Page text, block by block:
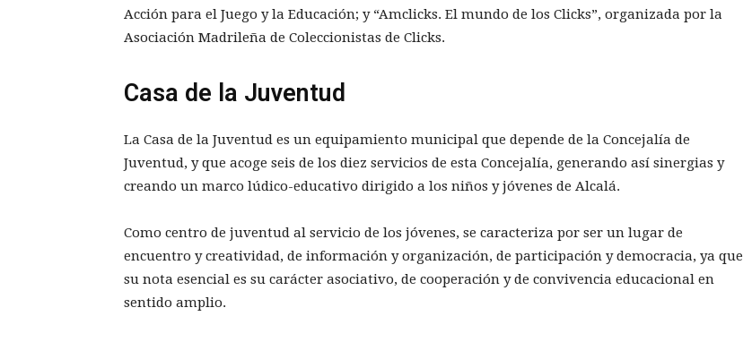
Acción para el Juego y la Educación; y “Amclicks. El mundo de los Clicks”, organizada por la
Asociación Madrileña de Coleccionistas de Clicks.
Casa de la Juventud
La Casa de la Juventud es un equipamiento municipal que depende de la Concejalía de
Juventud, y que acoge seis de los diez servicios de esta Concejalía, generando así sinergias y
creando un marco lúdico-educativo dirigido a los niños y jóvenes de Alcalá.
Como centro de juventud al servicio de los jóvenes, se caracteriza por ser un lugar de
encuentro y creatividad, de información y organización, de participación y democracia, ya que
su nota esencial es su carácter asociativo, de cooperación y de convivencia educacional en
sentido amplio.